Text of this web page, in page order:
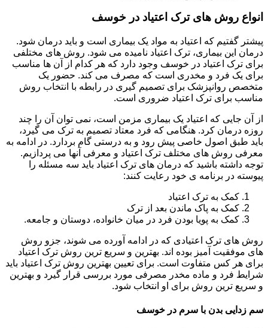
انواع روش های ترک اعتیاد در خوسف
پیشتر گفتیم که اعتیاد به مواد یک بیماری است و باید درمان شود.
درمان این بیماری، ترک اعتیاد نامیده می شود. روش های مختلفی
برای ترک اعتیاد در خوسف وجود دارد که هر کدام از آن ها مناسب
برای یک فرد و مخدری است که مصرف می کند. حضور یک
متخصص روانپزشک برای تصمیم گیری در رابطه با انتخاب روش
مناسب برای ترک اعتیاد ضروری است.
از آن جایی که اعتیاد یک بیماری مزمن است، نمی توان آن را چند
روزه درمان کرد. هنگامی که فرد معتاد تصمیم به ترک می گیرد،
باید طبق اصول خاصی پیش رود و به درستی گام بردارد. در ادامه به
معرفی روش های مختلف ترک اعتیاد و معرفی آنها می پردازیم.
توجه داشته باشید که درمان های ترک اعتیاد باید سه مسئله را
پیوسته در برنامه ی خود رعایت کنند:
کمک به ترک اعتیاد
کمک به پاک ماندن بعد از ترک
کمک به پویا بودن فرد در میان خانواده، دوستان و جامعه.
روش های ترک اعتیادی که در ادامه آورده می شوند، جزو روش
های موفقیت آمیز بوده اند. بهترین و سریع ترین روش ترک اعتیاد
برای هر کس متفاوت است. برای تعیین بهترین روش ترک اعتیاد باید
شرایط فرد و ماده مخدر مصرفی مورد بررسی قرار گیرد و بهترین
و سریع ترین روش برای او انتخاب شود.
سم زدایی بدن با سرم در خوسف